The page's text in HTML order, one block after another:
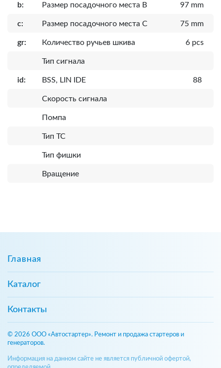
b: Размер посадочного места B 97 mm
c: Размер посадочного места C 75 mm
gr: Количество ручьев шкива 6 pcs
Тип сигнала
id: BSS, LIN IDE 88
Скорость сигнала
Помпа
Тип ТС
Тип фишки
Вращение
Главная
Каталог
Контакты
© 2026 ООО «Автостартер». Ремонт и продажа стартеров и
генераторов.
Информация на данном сайте не является публичной офертой,